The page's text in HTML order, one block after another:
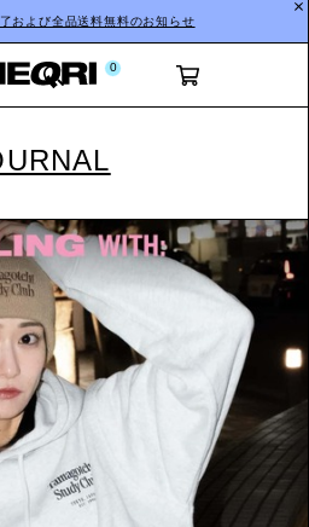
および全品送料無料のお知らせ
0